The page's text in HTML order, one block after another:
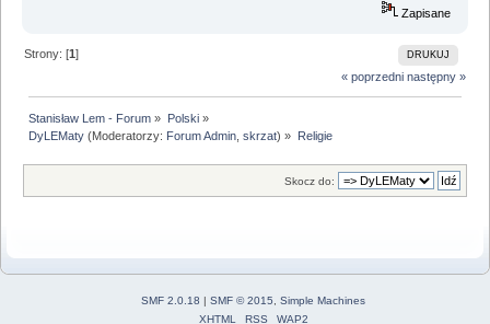
Zapisane
DRUKUJ
Strony: [1]
« poprzedni następny »
Stanisław Lem - Forum » Polski»
DyLEMaty (Moderatorzy: Forum Admin ,skrzat) » Religie
Skocz do:
SMF 2.0.18 | SMF © 2015
Simple Machines
XHTML
RSS WAP2